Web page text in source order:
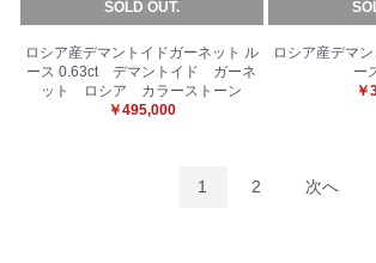
SOLD OUT.
ロシア産デマントイドガーネット ル
ース 0.63ct デマントイド ガーネ
ット ロシア カラーストーン
￥495,000
ロシア産デマ
ー
￥
1 2 次へ